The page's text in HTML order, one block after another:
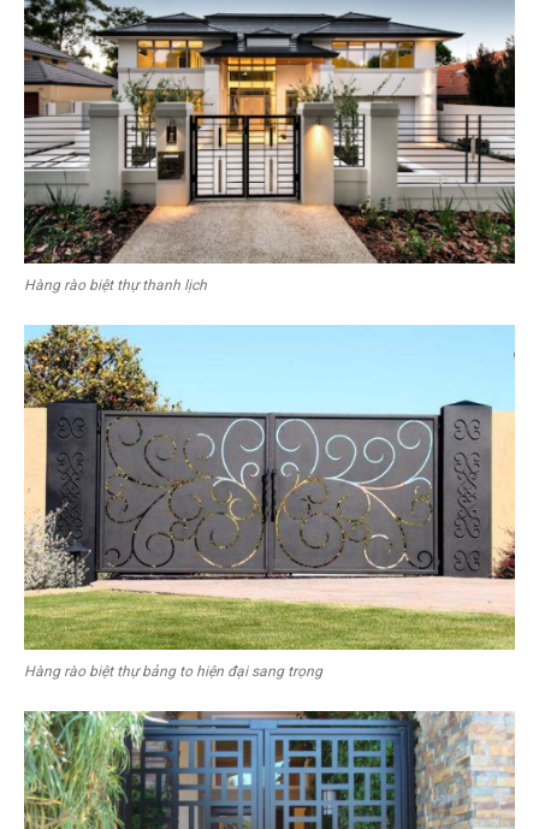
Hàng rào biệt thự thanh lịch
Hàng rào biệt thự bảng to hiện đại sang trọng